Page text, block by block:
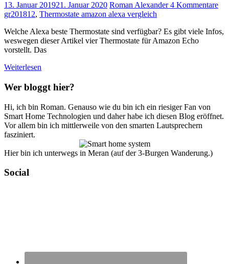
13. Januar 201921. Januar 2020 Roman Alexander4 Kommentare
gr201812, Thermostate amazon alexa vergleich
Welche Alexa beste Thermostate sind verfügbar? Es gibt viele Infos,
weswegen dieser Artikel vier Thermostate für Amazon Echo
vorstellt. Das
Weiterlesen
Wer bloggt hier?
Hi, ich bin Roman. Genauso wie du bin ich ein riesiger Fan von
Smart Home Technologien und daher habe ich diesen Blog eröffnet.
Vor allem bin ich mittlerweile von den smarten Lautsprechern
fasziniert.
Hier bin ich unterwegs in Meran (auf der 3-Burgen Wanderung.)
Social